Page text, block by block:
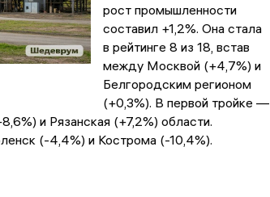
рост промышленности
составил +1,2%. Она стала
в рейтинге 8 из 18, встав
между Москвой (+4,7%) и
Белгородским регионом
(+0,3%). В первой тройке —
и Рязанская (+7,2%) области.
(-4,4%) и Кострома (-10,4%).